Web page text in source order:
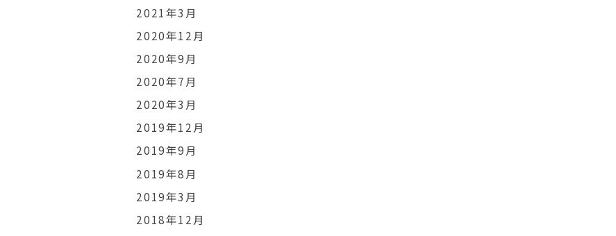
2021年3月
2020年12月
2020年9月
2020年7月
2020年3月
2019年12月
2019年9月
2019年8月
2019年3月
2018年12月